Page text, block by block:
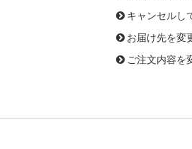
キャンセルし
お届け先を変
ご注文内容を